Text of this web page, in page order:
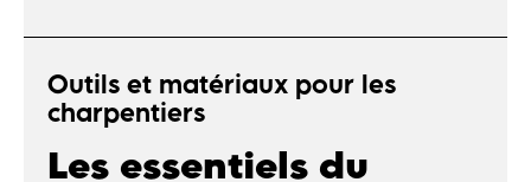
Outils et matériaux pour les
charpentiers
Les essentiels du